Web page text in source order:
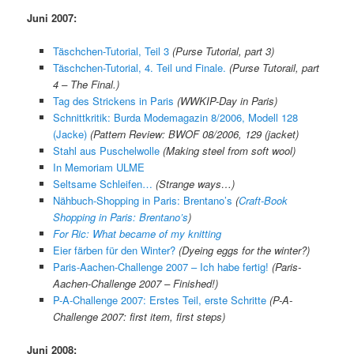
Juni 2007:
Täschchen-Tutorial, Teil 3 (Purse Tutorial, part 3)
Täschchen-Tutorial, 4. Teil und Finale. (Purse Tutorail, part
4 – The Final.)
Tag des Strickens in Paris (WWKIP-Day in Paris)
Schnittkritik: Burda Modemagazin 8/2006, Modell 128
(Jacke) (Pattern Review: BWOF 08/2006, 129 (jacket)
Stahl aus Puschelwolle (Making steel from soft wool)
In Memoriam ULME
Seltsame Schleifen… (Strange ways…)
Nähbuch-Shopping in Paris: Brentano’s (Craft-Book
Shopping in Paris: Brentano’s)
For Ric: What became of my knitting
Eier färben für den Winter? (Dyeing eggs for the winter?)
Paris-Aachen-Challenge 2007 – Ich habe fertig! (Paris-
Aachen-Challenge 2007 – Finished!)
P-A-Challenge 2007: Erstes Teil, erste Schritte (P-A-
Challenge 2007: first item, first steps)
Juni 2008: